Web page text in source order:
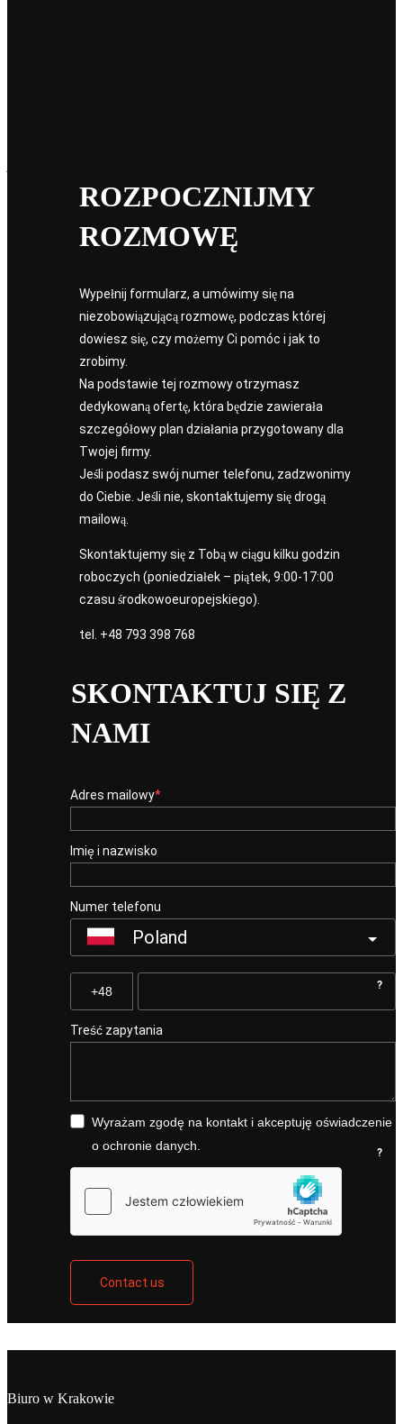
ROZPOCZNIJMY
ROZMOWĘ
Wypełnij formularz, a umówimy się na
niezobowiązującą rozmowę, podczas której
dowiesz się, czy możemy Ci pomóc i jak to
zrobimy.
Na podstawie tej rozmowy otrzymasz
dedykowaną ofertę, która będzie zawierała
szczegółowy plan działania przygotowany dla
Twojej firmy.
Jeśli podasz swój numer telefonu, zadzwonimy
do Ciebie. Jeśli nie, skontaktujemy się drogą
mailową.
Skontaktujemy się z Tobą w ciągu kilku godzin
roboczych (poniedziałek – piątek, 9:00-17:00
czasu środkowoeuropejskiego).
tel. +48 793 398 768
SKONTAKTUJ SIĘ Z
NAMI
Adres mailowy
Imię i nazwisko
Numer telefonu
Poland
?
Treść zapytania
Wyrażam zgodę na kontakt i akceptuję oświadczenie
o ochronie danych.
?
Contact us
Biuro w Krakowie